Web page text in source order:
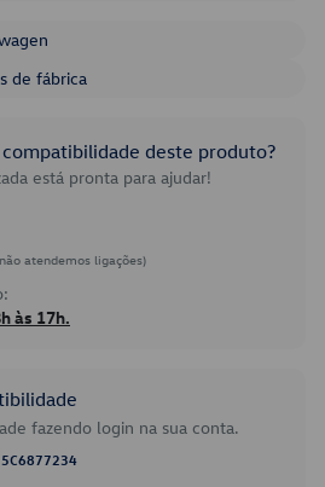
de fábrica
deste produto?
está pronta para ajudar!
atendemos ligações)
às 17h.
fazendo login na sua conta.
5C6877234